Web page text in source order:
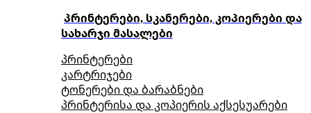
პრინტერები, სკანერები, კოპიერები და
სახარჯი მასალები
პრინტერები
კარტრიჯები
ტონერები და ბარაბნები
პრინტერისა და კოპიერის აქსესუარები